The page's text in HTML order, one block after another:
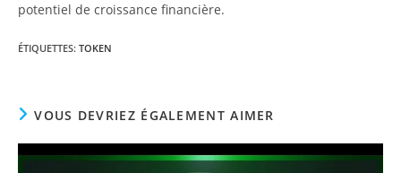
potentiel de croissance financière.
ÉTIQUETTES: TOKEN
VOUS DEVRIEZ ÉGALEMENT AIMER